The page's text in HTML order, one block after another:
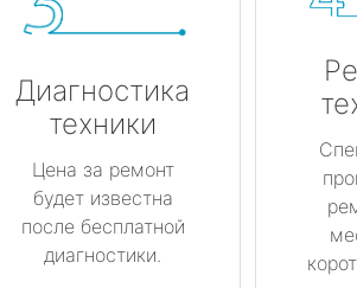
Диагностика
техники
Цена за ремонт
будет известна
после бесплатной
диагностики.